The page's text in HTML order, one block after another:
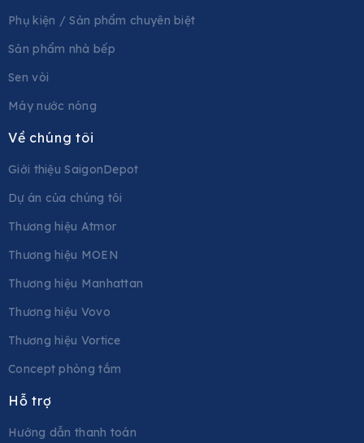
Phụ kiện / Sản phẩm chuyên biệt
Sản phẩm nhà bếp
Sen vòi
Máy nước nóng
Về chúng tôi
Giới thiệu SaigonDepot
Dự án của chúng tôi
Thương hiệu Atmor
Thương hiệu MOEN
Thương hiệu Manhattan
Thương hiệu Vovo
Thương hiệu Vortice
Concept phòng tắm
Hỗ trợ
Hướng dẫn thanh toán